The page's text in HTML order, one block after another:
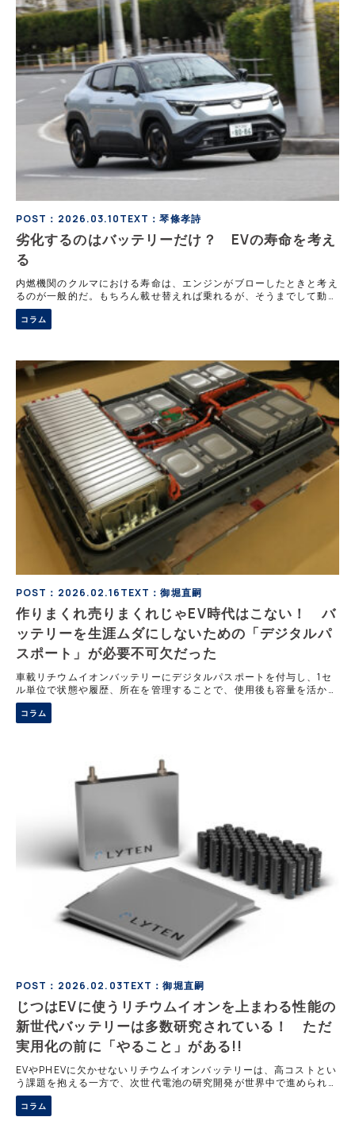
POST：2026.03.10TEXT：琴條孝詩
劣化するのはバッテリーだけ？ EVの寿命を考え
る
内燃機関のクルマにおける寿命は、エンジンがブローしたときと考え
るのが一般的だ。もちろん載せ替えれば乗れるが、そうまでして動か
す人は少ないだろう。また、事故でボディがダメになった場合も寿命
と言える。では、ボディの場合は除いて、エンジンを持たないEV
は、いつが寿命と考えるべきだろうか？
コラム
POST：2026.02.16TEXT：御堀直嗣
作りまくれ売りまくれじゃEV時代はこない！ バ
ッテリーを生涯ムダにしないための「デジタルパ
スポート」が必要不可欠だった
車載リチウムイオンバッテリーにデジタルパスポートを付与し、1セ
ル単位で状態や履歴、所在を管理することで、使用後も容量を活かし
た二次利用と資源循環を実現しようとする動きが進んでいる。EVの
電池は廃車時でも約7割の容量が残るが、管理と評価の仕組みがなけ
れば活用できない。
コラム
POST：2026.02.03TEXT：御堀直嗣
じつはEVに使うリチウムイオンを上まわる性能の
新世代バッテリーは多数研究されている！ ただ
実用化の前に「やること」がある!!
EVやPHEVに欠かせないリチウムイオンバッテリーは、高コストとい
う課題を抱える一方で、次世代電池の研究開発が世界中で進められて
いる。全固体電池に加え、リチウム硫黄、リチウム空気、フッ化物イ
オン電池など有望な方式も登場してきた。しかし実用化には性能だけ
でなく、量産性と採算性という高い壁が立ちはだかっている。
コラム